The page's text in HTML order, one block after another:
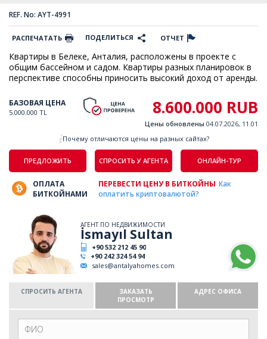
REF. No: AYT-4991
РАСПЕЧАТАТЬ ПОДЕЛИТЬСЯ ОТЧЕТ
Квартиры в Белеке, Анталия, расположены в проекте с
общим бассейном и садом. Квартиры разных планировок в
перспективе способны приносить высокий доход от аренды.
БАЗОВАЯ ЦЕНА
5.000.000 TL 8.600.000 RUB
Цены обновлены 04.07.2026, 11.01
ПРЕДЛОЖИТЬ СПРОСИТЬ У АГЕНТА ОНЛАЙН-ТУР
Почему отличаются цены на разных сайтах?
ОПЛАТА
БИТКОЙНАМИ
ПЕРЕВЕСТИ ЦЕНУ В БИТКОЙНЫ Как
оплатить криптовалютой?
АГЕНТ ПО НЕДВИЖИМОСТИ
İsmayıl Sultan
+90 532 212 45 90
+90 242 324 54 94
sales@antalyahomes.com
СПРОСИТЬ АГЕНТА
ЗАКАЗАТЬ
ПРОСМОТР
АДРЕС ОФИСА